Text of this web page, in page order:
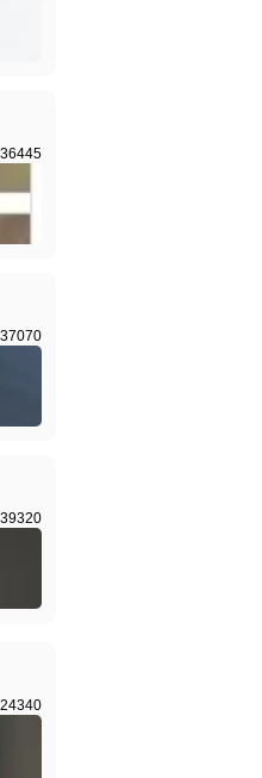
36445
37070
39320
24340